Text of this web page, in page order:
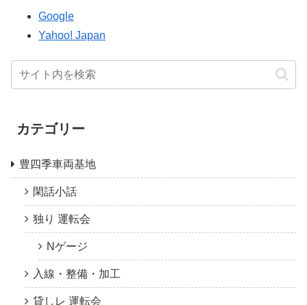
Google
Yahoo! Japan
カテゴリー
豊四季車両基地
閑話小話
独り 運転会
Nゲージ
入線・整備・加工
貸しレ 運転会